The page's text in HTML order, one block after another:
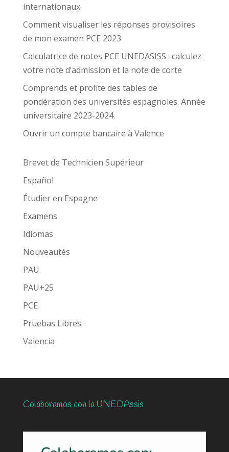
internationaux
Comment visualiser les réponses provisoires
de mon examen PCE 2023
Calculatrice de notes PCE UNEDASISS : calculez
votre note d’admission et la note de corte
Comprends et profite des tables de
pondération des universités espagnoles. Année
universitaire 2023-2024.
Ouvrir un compte bancaire à Valence
Brevet de Technicien Supérieur
Español
Étudier en Espagne
Examens
Idiomas
Nouveautés
PAU
PAU+25
PCE
Pruebas Libres
Valencia
Colaboramos con la UNEDAssis